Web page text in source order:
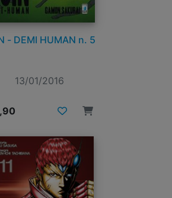
- DEMI HUMAN n. 5
13/01/2016